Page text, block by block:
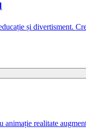
și divertisment.
animație realitate